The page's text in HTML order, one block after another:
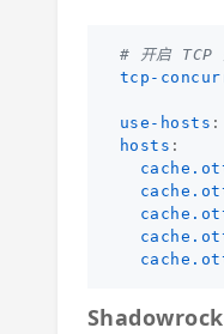
# 开启 TCP
tcp-
use-hosts :
hosts :